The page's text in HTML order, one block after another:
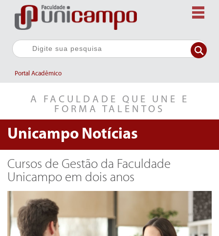
Portal Acadêmico
A FACULDADE QUE UNE E
FORMA TALENTOS
Unicampo Notícias
Cursos de Gestão da Faculdade
Unicampo em dois anos